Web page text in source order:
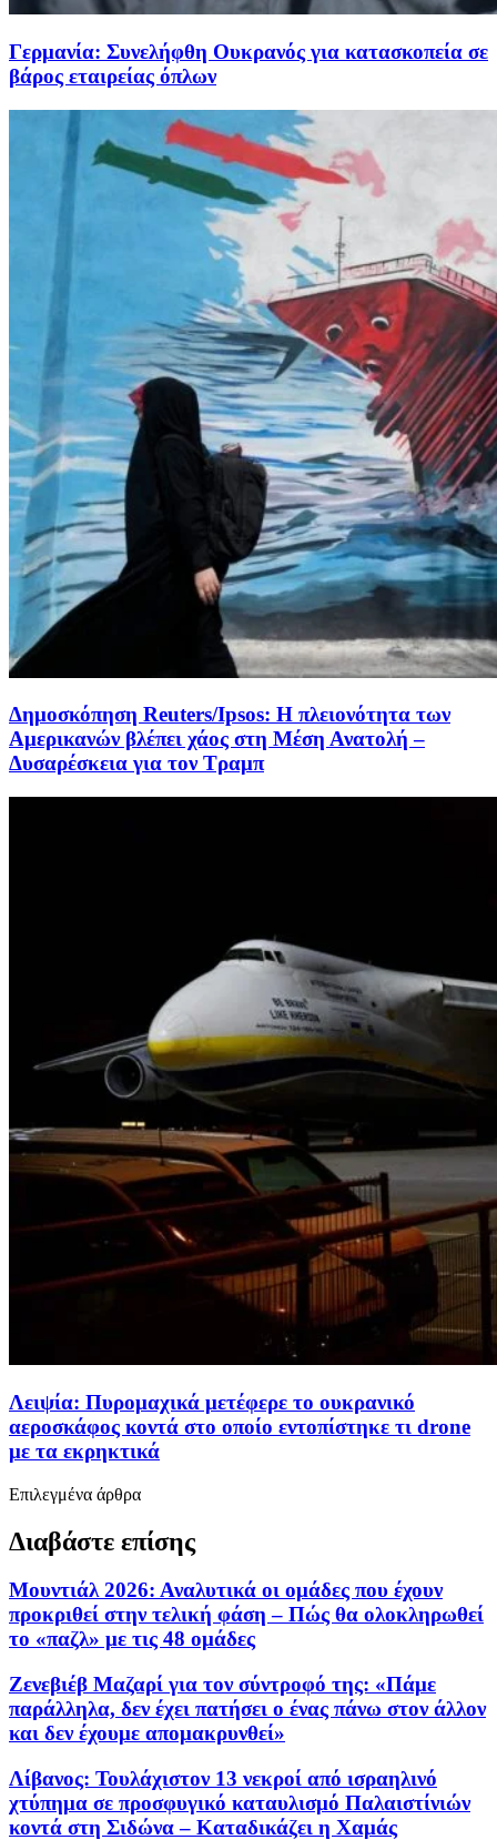
Γερμανία: Συνελήφθη Ουκρανός για κατασκοπεία σε
βάρος εταιρείας όπλων
Δημοσκόπηση Reuters/Ipsos: Η πλειονότητα των
Αμερικανών βλέπει χάος στη Μέση Ανατολή –
Δυσαρέσκεια για τον Τραμπ
Λειψία: Πυρομαχικά μετέφερε το ουκρανικό
αεροσκάφος κοντά στο οποίο εντοπίστηκε τι drone
με τα εκρηκτικά
Επιλεγμένα άρθρα
Διαβάστε επίσης
Μουντιάλ 2026: Αναλυτικά οι ομάδες που έχουν
προκριθεί στην τελική φάση – Πώς θα ολοκληρωθεί
το «παζλ» με τις 48 ομάδες
Ζενεβιέβ Μαζαρί για τον σύντροφό της: «Πάμε
παράλληλα, δεν έχει πατήσει ο ένας πάνω στον άλλον
και δεν έχουμε απομακρυνθεί»
Λίβανος: Τουλάχιστον 13 νεκροί από ισραηλινό
χτύπημα σε προσφυγικό καταυλισμό Παλαιστίνιών
κοντά στη Σιδώνα – Καταδικάζει η Χαμάς